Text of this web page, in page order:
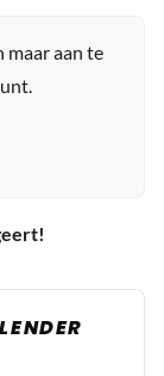
maar aan te